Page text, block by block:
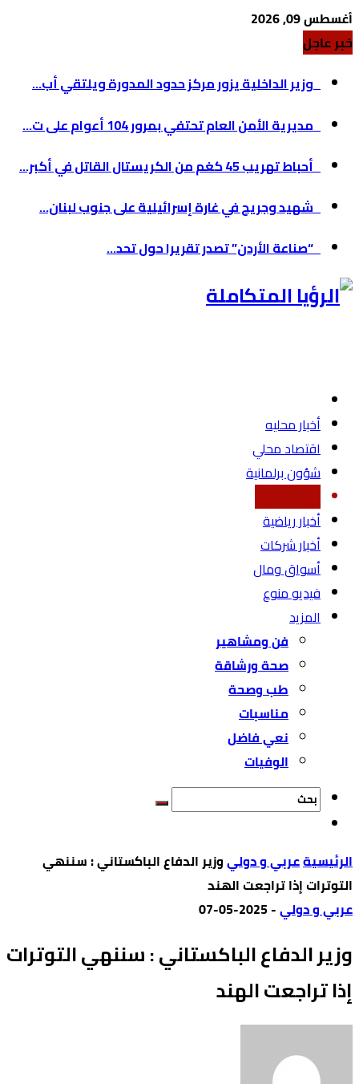
أغسطس 09, 2026
خبر عاجل
وزير الداخلية يزور مركز حدود المدورة ويلتقي أب...
مديرية الأمن العام تحتفي بمرور 104 أعوام على ت...
أحباط تهريب 45 كغم من الكريستال القاتل في أكبر...
شهيد وجريح في غارة إسرائيلية على جنوب لبنان...
“صناعة الأردن” تصدر تقريرا حول تحد...
أخبار محليه
اقتصاد محلي
شؤون برلمانية
أخبار رياضية
أخبار شركات
أسواق ومال
فيديو منوع
المزيد
فن ومشاهير
صحة ورشاقة
طب وصحة
مناسبات
نعي فاضل
الوفيات
‫الرئيسية‬عربي و دوليوزير الدفاع الباكستاني : سننهي
التوترات إذا تراجعت الهند
عربي و دولي-
2025-05-07
وزير الدفاع الباكستاني : سننهي التوترات
إذا تراجعت الهند